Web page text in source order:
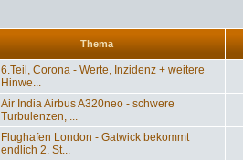
Thema
6.Teil, Corona - Werte, Inzidenz + weitere
Hinwe...
Air India Airbus A320neo - schwere
Turbulenzen, ...
Flughafen London - Gatwick bekommt
endlich 2. St...